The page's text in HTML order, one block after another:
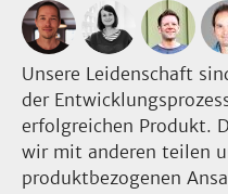
Unsere Leidenschaft
der
erfolgreichen Produkt.
wir mit anderen teilen
produktbezogenen